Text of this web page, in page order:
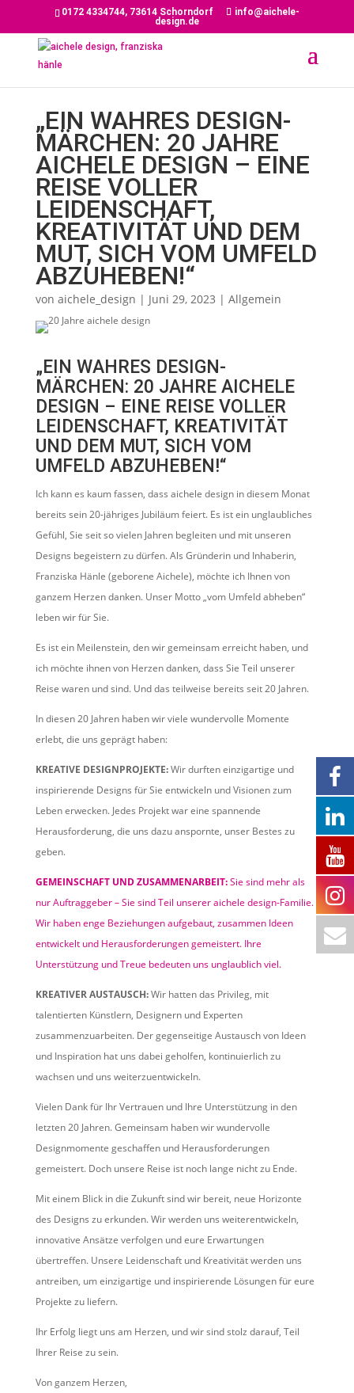
0172 4334744, 73614 Schorndorf
info@aichele-
design.de
„EIN WAHRES DESIGN-
MÄRCHEN: 20 JAHRE
AICHELE DESIGN – EINE
REISE VOLLER
LEIDENSCHAFT,
KREATIVITÄT UND DEM
MUT, SICH VOM UMFELD
ABZUHEBEN!“
von aichele_design | Juni 29, 2023 | Allgemein
„EIN WAHRES DESIGN-
MÄRCHEN: 20 JAHRE AICHELE
DESIGN – EINE REISE VOLLER
LEIDENSCHAFT, KREATIVITÄT
UND DEM MUT, SICH VOM
UMFELD ABZUHEBEN!“
Ich kann es kaum fassen, dass aichele design in diesem Monat
bereits sein 20-jähriges Jubiläum feiert. Es ist ein unglaubliches
Gefühl, Sie seit so vielen Jahren begleiten und mit unseren
Designs begeistern zu dürfen. Als Gründerin und Inhaberin,
Franziska Hänle (geborene Aichele), möchte ich Ihnen von
ganzem Herzen danken. Unser Motto „vom Umfeld abheben“
leben wir für Sie.
Es ist ein Meilenstein, den wir gemeinsam erreicht haben, und
ich möchte ihnen von Herzen danken, dass Sie Teil unserer
Reise waren und sind. Und das teilweise bereits seit 20 Jahren.
In diesen 20 Jahren haben wir viele wundervolle Momente
erlebt, die uns geprägt haben:
KREATIVE DESIGNPROJEKTE:Wir durften einzigartige und
inspirierende Designs für Sie entwickeln und Visionen zum
Leben erwecken. Jedes Projekt war eine spannende
Herausforderung, die uns dazu anspornte, unser Bestes zu
geben.
GEMEINSCHAFT UND ZUSAMMENARBEIT:Sie sind mehr als
nur Auftraggeber – Sie sind Teil unserer aichele design-Familie.
Wir haben enge Beziehungen aufgebaut, zusammen Ideen
entwickelt und Herausforderungen gemeistert. Ihre
Unterstützung und Treue bedeuten uns unglaublich viel.
KREATIVER AUSTAUSCH:Wir hatten das Privileg, mit
talentierten Künstlern, Designern und Experten
zusammenzuarbeiten. Der gegenseitige Austausch von Ideen
und Inspiration hat uns dabei geholfen, kontinuierlich zu
wachsen und uns weiterzuentwickeln.
Vielen Dank für Ihr Vertrauen und Ihre Unterstützung in den
letzten 20 Jahren. Gemeinsam haben wir wundervolle
Designmomente geschaffen und Herausforderungen
gemeistert. Doch unsere Reise ist noch lange nicht zu Ende.
Mit einem Blick in die Zukunft sind wir bereit, neue Horizonte
des Designs zu erkunden. Wir werden uns weiterentwickeln,
innovative Ansätze verfolgen und eure Erwartungen
übertreffen. Unsere Leidenschaft und Kreativität werden uns
antreiben, um einzigartige und inspirierende Lösungen für eure
Projekte zu liefern.
Ihr Erfolg liegt uns am Herzen, und wir sind stolz darauf, Teil
Ihrer Reise zu sein.
Von ganzem Herzen,